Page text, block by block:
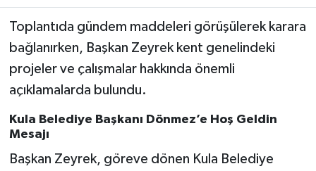
Toplantıda gündem maddeleri görüşülerek karara
bağlanırken, Başkan Zeyrek kent genelindeki
projeler ve çalışmalar hakkında önemli
açıklamalarda bulundu.
Kula Belediye Başkanı Dönmez’e Hoş Geldin
Mesajı
Başkan Zeyrek, göreve dönen Kula Belediye
Yerel Haber
Akhisar Emlak
Etiketler